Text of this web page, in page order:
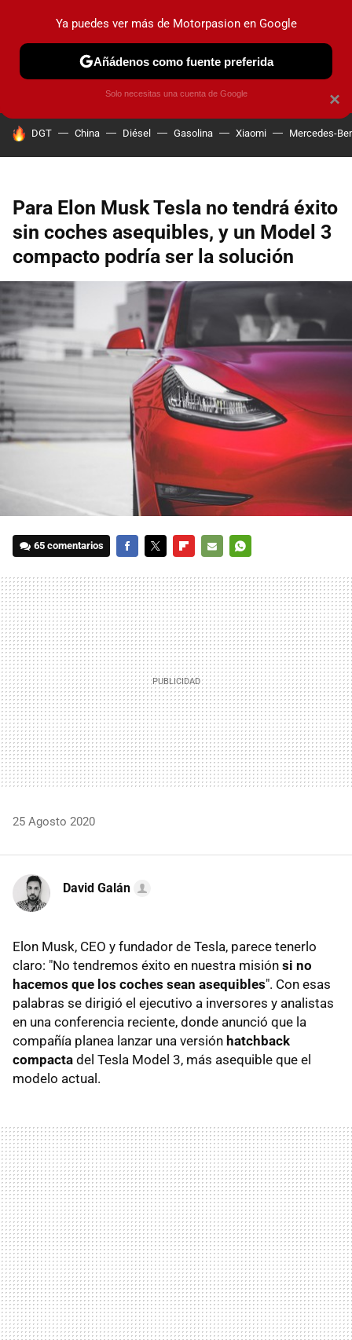
PRUEBAS COCHES ELÉCTRICOS OBSERVATORIO
HOY SE HABLA DE
DGT China Diésel Gasolina Xiaomi Mercedes-
Para Elon Musk Tesla no tendrá éxito
sin coches asequibles, y un Model 3
compacto podría ser la solución
65 comentarios
MAIL
25 Agosto 2020
David Galán
Elon Musk, CEO y fundador de Tesla, parece tenerlo
claro: "No tendremos éxito en nuestra misión si no
hacemos que los coches sean asequibles". Con esas
palabras se dirigió el ejecutivo a inversores y analistas
en una conferencia reciente, donde anunció que la
compañía planea lanzar una versión hatchback
compacta del Tesla Model 3, más asequible que el
modelo actual.
×
Ya puedes ver más de Motorpasion en Google
Añádenos como fuente preferida
Solo necesitas una cuenta de Google